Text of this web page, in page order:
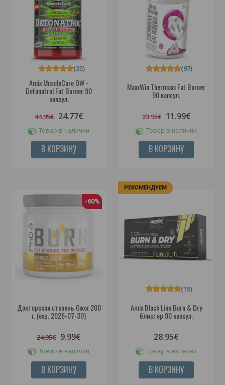
Amix MuscleCore DW -
Detonatrol Fat Burner 90
капсул.
(33)
44.95€ 24.77€
Товар в наличии
В КОРЗИНУ
MaxxWin Thermaxx Fat Burner
90 капсул.
(97)
23.95€ 11.99€
Товар в наличии
В КОРЗИНУ
-60%
Докторская степень Ожог 200
г. (exp. 2026-07-30)
24.95€ 9.99€
Товар в наличии
В КОРЗИНУ
РЕКОМЕНДУЕМ
Amix Black Line Burn & Dry
блистер 90 капсул.
(15)
28.95€
Товар в наличии
В КОРЗИНУ